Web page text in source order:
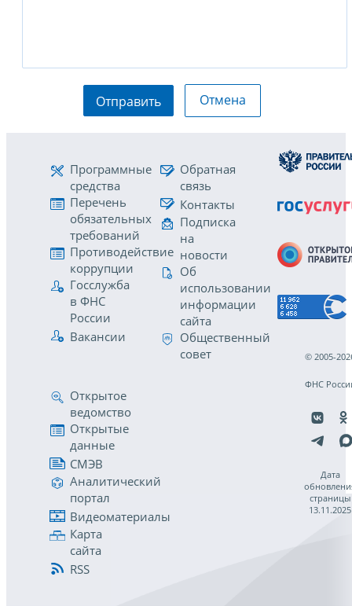
Отправить Отмена
Программные
средства
Перечень
обязательных
требований
Противодействие
коррупции
Госслужба
в ФНС
России
Вакансии
Обратная
связь
Контакты
Подписка
на
новости
Об
использовании
информации
сайта
Общественный
совет
Открытое
ведомство
Открытые
данные
СМЭВ
Аналитический
портал
Видеоматериалы
Карта
сайта
RSS
© 2005-
ФНС
Дата
страницы
13.11.2025